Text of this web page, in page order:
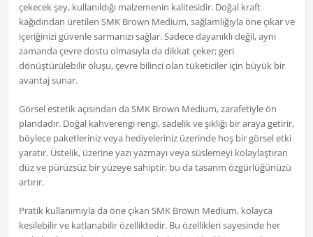
çekecek şey, kullanıldığı malzemenin kalitesidir. Doğal kraft
kağıdından üretilen SMK Brown Medium, sağlamlığıyla öne çıkar ve
içeriğinizi güvenle sarmanızı sağlar. Sadece dayanıklı değil, aynı
zamanda çevre dostu olmasıyla da dikkat çeker; geri
dönüştürülebilir oluşu, çevre bilinci olan tüketiciler için büyük bir
avantaj sunar.
Görsel estetik açısından da SMK Brown Medium, zarafetiyle ön
plandadır. Doğal kahverengi rengi, sadelik ve şıklığı bir araya getirir,
böylece paketleriniz veya hediyeleriniz üzerinde hoş bir görsel etki
yaratır. Üstelik, üzerine yazı yazmayı veya süslemeyi kolaylaştıran
düz ve pürüzsüz bir yüzeye sahiptir, bu da tasarım özgürlüğünüzü
artırır.
Pratik kullanımıyla da öne çıkan SMK Brown Medium, kolayca
kesilebilir ve katlanabilir özelliktedir. Bu özellikleri sayesinde her